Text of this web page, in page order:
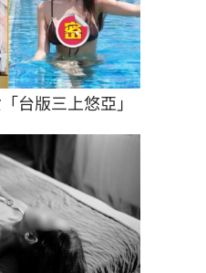
台版三上悠亞」